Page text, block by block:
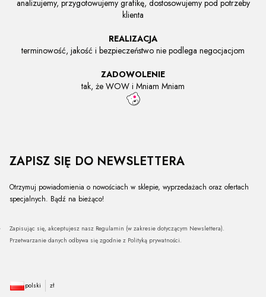
analizujemy, przygotowujemy grafikę, dostosowujemy pod potrzeby
klienta
REALIZACJA
terminowość, jakość i bezpieczeństwo nie podlega negocjacjom
ZADOWOLENIE
tak, że WOW i Mniam Mniam
ZAPISZ SIĘ DO NEWSLETTERA
Otrzymuj powiadomienia o nowościach w sklepie, wyprzedażach oraz ofertach
specjalnych. Bądź na bieżąco!
Zapisując się, akceptujesz nasz Regulamin (w zakresie dotyczącym Newslettera).
Przetwarzanie danych odbywa się zgodnie z Polityką prywatności.
polski zł